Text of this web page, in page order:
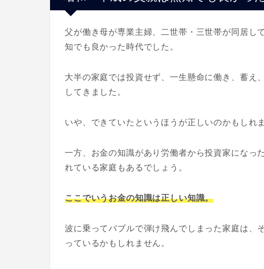
父が働き母が専業主婦、二世帯・三世帯が同居し
知でも良かった時代でした。
大半の家庭では投資せず、一生懸命に働き、蓄え
してきました。
いや、できていたというほうが正しいのかもしれ
一方、お金の知識があり労働者から投資家になっ
れている家庭もあるでしょう。
ここでいうお金の知識は正しい知識。
波に乗ってバブルで弾け飛んでしまった家庭は、
っているかもしれません。